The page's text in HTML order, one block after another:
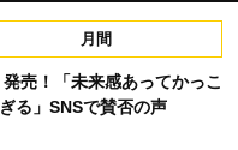
月間
売！「未来感あってかっこ
る」SNSで賛否の声